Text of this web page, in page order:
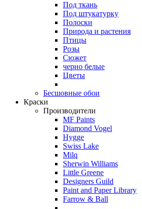
Под ткань
Под штукатурку
Полоски
Природа и растения
Птицы
Розы
Сюжет
черно белые
Цветы
Бесшовные обои
Краски
Производители
MF Paints
Diamond Vogel
Hygge
Swiss Lake
Milq
Sherwin Williams
Little Greene
Designers Guild
Paint and Paper Library
Farrow & Ball